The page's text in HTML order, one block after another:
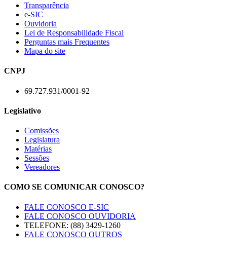
Transparência
e-SIC
Ouvidoria
Lei de Responsabilidade Fiscal
Perguntas mais Frequentes
Mapa do site
CNPJ
69.727.931/0001-92
Legislativo
Comissões
Legislatura
Matérias
Sessões
Vereadores
COMO SE COMUNICAR CONOSCO?
FALE CONOSCO E-SIC
FALE CONOSCO OUVIDORIA
TELEFONE: (88) 3429-1260
FALE CONOSCO OUTROS